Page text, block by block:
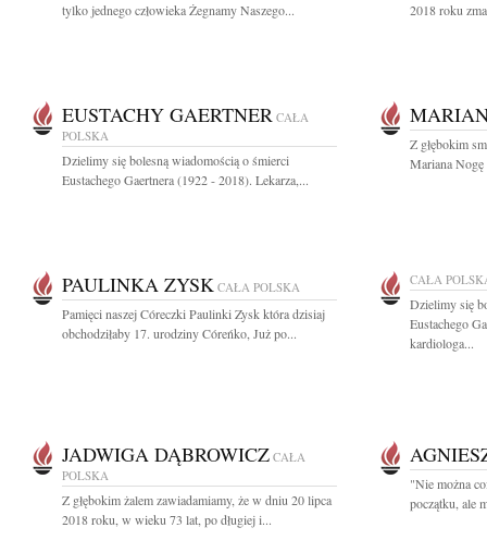
tylko jednego człowieka Żegnamy Naszego...
2018 roku
EUSTACHY GAERTNER CAŁA
POLSKA
Dzielimy się bolesną wiadomością o śmierci
Eustachego Gaertnera (1922 - 2018). Lekarza,...
Z głębokim
Mariana
PAULINKA ZYSK CAŁA POLSKA
Pamięci naszej Córeczki Paulinki Zysk która dzisiaj
obchodziłaby 17. urodziny Córeńko, Już po...
CAŁA
Dzielimy się
Eustachego
kardiologa...
JADWIGA DĄBROWICZ CAŁA
POLSKA
Z głębokim żalem zawiadamiamy, że w dniu 20 lipca
2018 roku, w wieku 73 lat, po długiej i...
"Nie można
początku, ale